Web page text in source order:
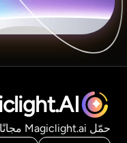
حمّل Magiclight.ai مجانًا